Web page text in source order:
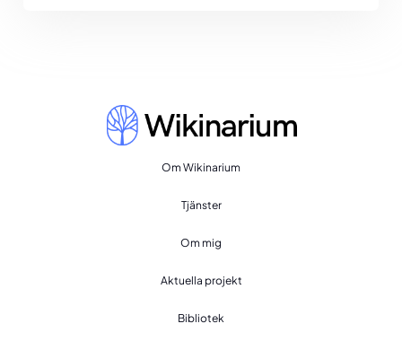
Om Wikinarium
Tjänster
Om mig
Aktuella projekt
Bibliotek